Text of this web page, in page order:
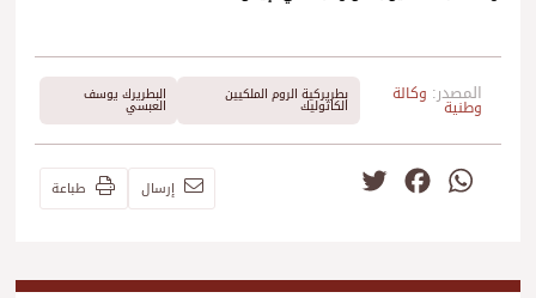
المصدر: وكالة
وطنية
بطريركية الروم الملكيين
الكاثوليك
البطريرك يوسف
العبسي
WhatsApp
Facebook إرسال طباعة